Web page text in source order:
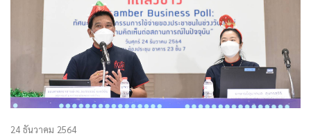
24 ธันวาคม 2564